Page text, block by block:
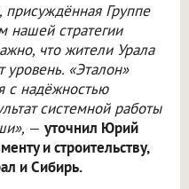
Группе
нашей стратегии
что жители Урала
уровень. «Эталон»
с надёжностью
системной работы
— уточнил Юрий
и строительству,
и Сибирь.